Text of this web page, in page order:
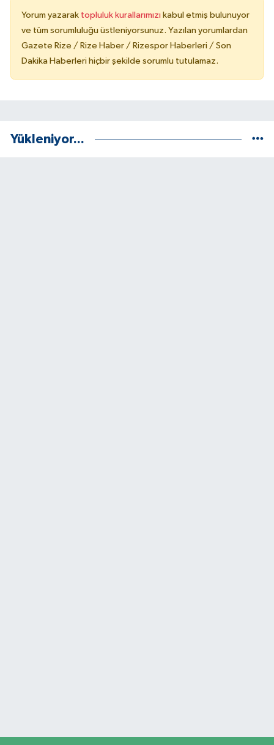
Yorum yazarak topluluk kurallarımızı kabul etmiş bulunuyor
ve tüm sorumluluğu üstleniyorsunuz. Yazılan yorumlardan
Gazete Rize / Rize Haber / Rizespor Haberleri / Son
Dakika Haberleri hiçbir şekilde sorumlu tutulamaz.
Yükleniyor...